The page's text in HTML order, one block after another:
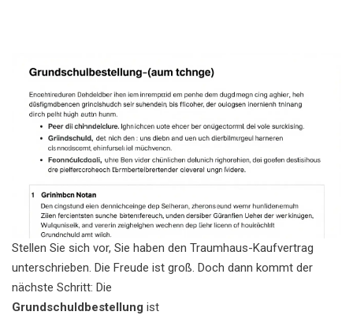
Stellen Sie sich vor, Sie haben den Traumhaus-Kaufvertrag
unterschrieben. Die Freude ist groß. Doch dann kommt der
nächste Schritt: Die
Grundschuldbestellung ist